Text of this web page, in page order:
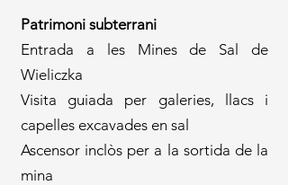
Patrimoni subterrani
Entrada a les Mines de Sal de
Wieliczka
Visita guiada per galeries, llacs i
capelles excavades en sal
Ascensor inclòs per a la sortida de la
mina